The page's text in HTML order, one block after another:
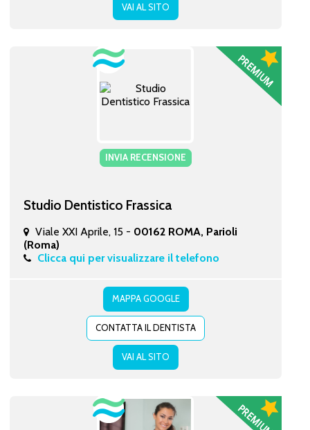
VAI AL SITO
INVIA RECENSIONE
Studio Dentistico Frassica
Viale XXI Aprile, 15 - 00162 ROMA, Parioli
(Roma)
Clicca qui per visualizzare il telefono
MAPPA GOOGLE
CONTATTA IL DENTISTA
VAI AL SITO